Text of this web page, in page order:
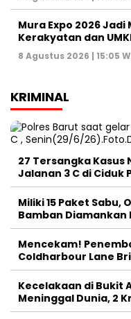
Mura Expo 2026
Kerakyatan dan
8 Agustus 2026 | 15:05
KRIMINAL
27 Tersangka
Jalanan 3 C di Ciduk
Miliki 15 Paket Sabu,
Bamban Diamankan
Mencekam!
Coldharbour Lane
Kecelakaan di Bukit
Meninggal Dunia, 2